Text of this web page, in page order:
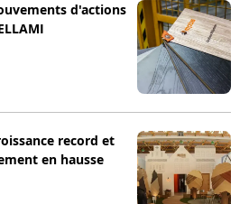
d'actions
record et
en hausse